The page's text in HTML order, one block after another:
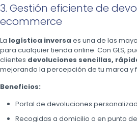
3. Gestión eficiente de
ecommerce
La logística inversa es una de las
para cualquier tienda online. Con GLS,
clientes devoluciones sencillas,
mejorando la percepción de tu marca y
Beneficios:
Portal de devoluciones
Recogidas a domicilio o en punto